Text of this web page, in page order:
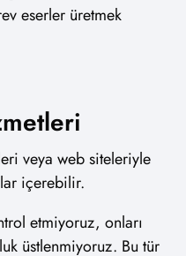
eserler üretmek
veya web siteleriyle
içerebilir.
etmiyoruz, onları
üstlenmiyoruz. Bu tür